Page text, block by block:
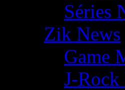
Séries
Zik News
Game
J-Rock